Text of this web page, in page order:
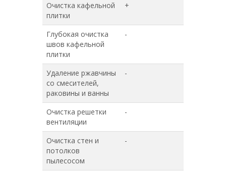
Очистка кафельной
плитки
+
Глубокая очистка
швов кафельной
плитки
-
Удаление ржавчины
со смесителей,
раковины и ванны
-
Очистка решетки
вентиляции
-
Очистка стен и
потолков
пылесосом
-